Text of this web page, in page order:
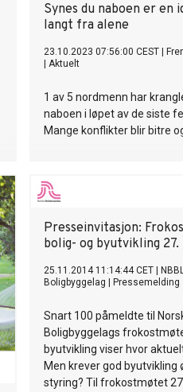
Synes du naboen er en
langt fra alene
23.10.2023 07:56:00 CEST
Aktuelt
1 av 5 nordmenn har
naboen i løpet av de siste
Mange konflikter blir bitre
Presseinvitasjon:
bolig- og byutvikling
25.11.2014 11:14:44 CET
Boligbyggelag
Pressemelding
Snart 100 påmeldte til
Boligbyggelags
byutvikling viser hvor
Men krever god byutvikling
styring? Til frokostmøtet